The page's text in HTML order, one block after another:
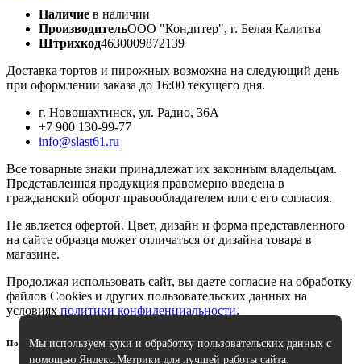
Наличие в наличии
ПроизводительООО "Кондитер", г. Белая Калитва
Штрихкод4630009872139
Доставка тортов и пирожных возможна на следующий день
при оформлении заказа до 16:00 текущего дня.
г. Новошахтинск, ул. Радио, 36А
+7 900 130-99-77
info@slast61.ru
Все товарные знаки принадлежат их законным владельцам.
Представленная продукция правомерно введена в
гражданский оборот правообладателем или с его согласия.
Не является офертой. Цвет, дизайн и форма представленного
на сайте образца может отличаться от дизайна товара в
магазине.
Продолжая использовать сайт, вы даете согласие на обработку
файлов Cookies и других пользовательских данных на
условиях политики конфиденциальности.
ПоискМы используем куки и обработку пользовательских данных с
помощью Яндекс.Метрики для лучшей работы сайта.